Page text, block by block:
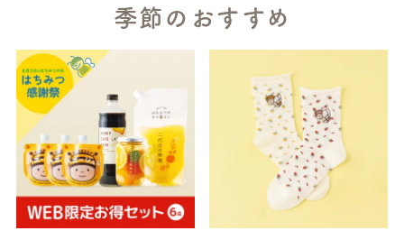
季節のおすすめ